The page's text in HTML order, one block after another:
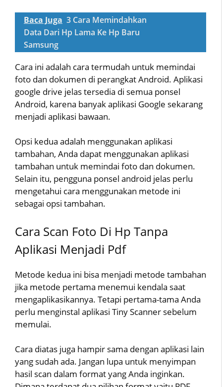
Baca Juga 3 Cara Memindahkan
Data Dari Hp Lama Ke Hp Baru
Samsung
Cara ini adalah cara termudah untuk memindai
foto dan dokumen di perangkat Android. Aplikasi
google drive jelas tersedia di semua ponsel
Android, karena banyak aplikasi Google sekarang
menjadi aplikasi bawaan.
Opsi kedua adalah menggunakan aplikasi
tambahan, Anda dapat menggunakan aplikasi
tambahan untuk memindai foto dan dokumen.
Selain itu, pengguna ponsel android jelas perlu
mengetahui cara menggunakan metode ini
sebagai opsi tambahan.
Cara Scan Foto Di Hp Tanpa
Aplikasi Menjadi Pdf
Metode kedua ini bisa menjadi metode tambahan
jika metode pertama menemui kendala saat
mengaplikasikannya. Tetapi pertama-tama Anda
perlu menginstal aplikasi Tiny Scanner sebelum
memulai.
Cara diatas juga hampir sama dengan aplikasi lain
yang sudah ada. Jangan lupa untuk menyimpan
hasil scan dalam format yang Anda inginkan.